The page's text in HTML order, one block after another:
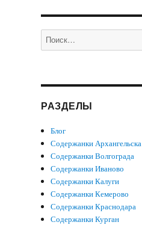
Искать:
РАЗДЕЛЫ
Блог
Содержанки Архангельска
Содержанки Волгограда
Содержанки Иваново
Содержанки Калуги
Содержанки Кемерово
Содержанки Краснодара
Содержанки Курган